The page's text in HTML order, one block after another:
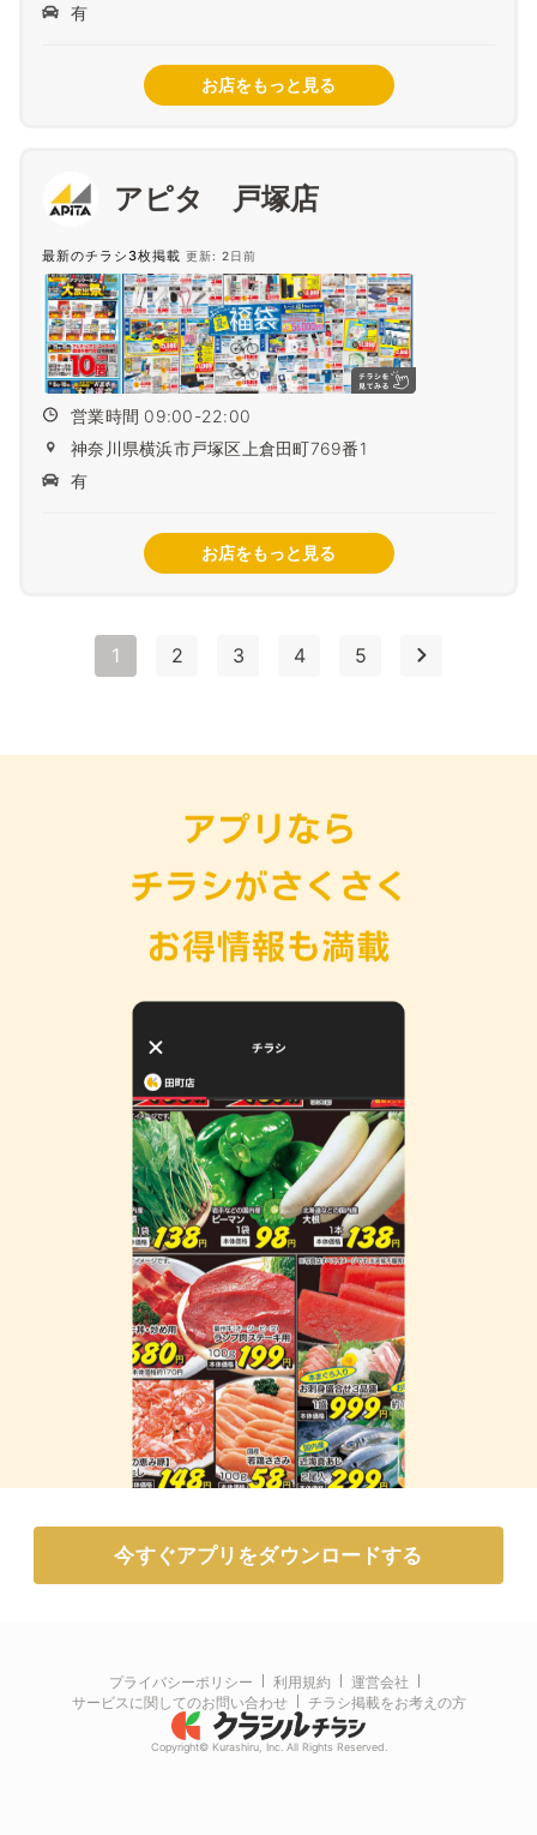
有
お店をもっと見る
アピタ 戸塚店
最新のチラシ3枚掲載 更新: 2日前
営業時間 09:00-22:00
神奈川県横浜市戸塚区上倉田町769番1
有
お店をもっと見る
1 2 3 4 5
今すぐアプリをダウンロードする
プライバシーポリシー 利用規約
運営会社
サービスに関してのお問い合わせ
チラシ掲載をお考えの方
Copyright© Kurashiru, Inc. All Rights Reserved.